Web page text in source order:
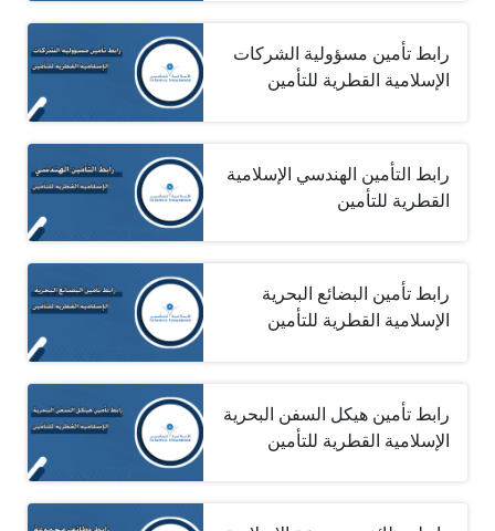
رابط تأمين مسؤولية الشركات
الإسلامية القطرية للتأمين
رابط التأمين الهندسي الإسلامية
القطرية للتأمين
رابط تأمين البضائع البحرية
الإسلامية القطرية للتأمين
رابط تأمين هيكل السفن البحرية
الإسلامية القطرية للتأمين